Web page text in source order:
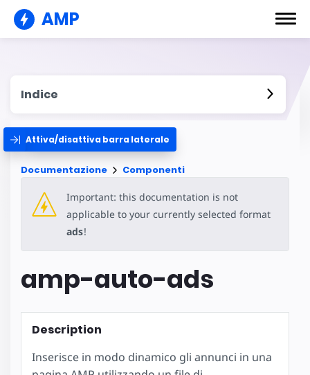
AMP
Indice
Attiva/disattiva barra laterale
Documentazione Componenti
Important: this documentation is not
applicable to your currently selected format
ads!
amp-auto-ads
Description
Inserisce in modo dinamico gli annunci in una